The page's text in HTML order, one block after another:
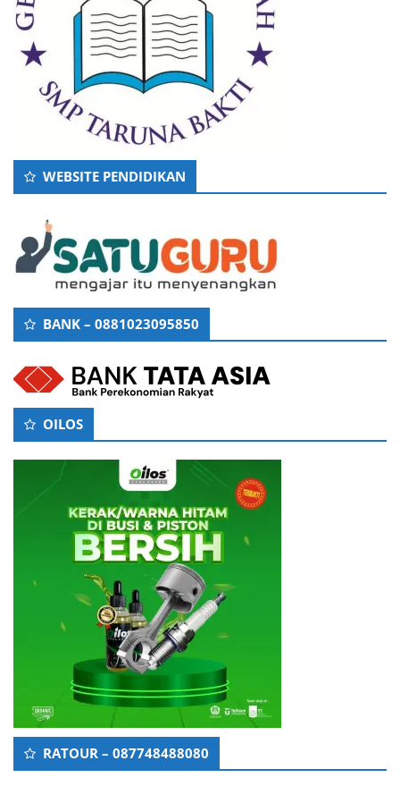
WEBSITE PENDIDIKAN
BANK – 0881023095850
OILOS
RATOUR – 087748488080